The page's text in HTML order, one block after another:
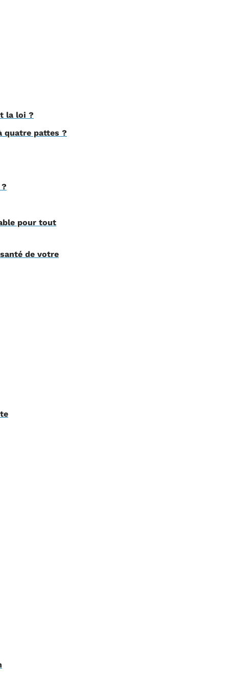
la loi ?
quatre pattes ?
pour tout
de votre